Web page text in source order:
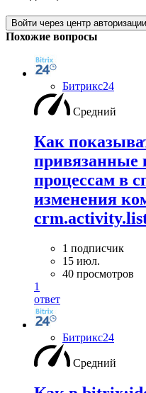
Войти через центр авторизации
Похожие вопросы
Битрикс24
Средний
Как
привязанные
процессам в
изменения
1 подписчик
15 июл.
40 просмотров
1
ответ
Битрикс24
Средний